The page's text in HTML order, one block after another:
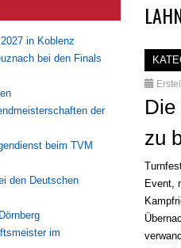
zu
Event,
in Koblenz
bei den Finals
der
beim TVM
den Deutschen
im